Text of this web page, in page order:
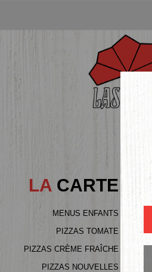
LA CARTE
MENUS ENFANTS
PIZZAS TOMATE
PIZZAS CRÈME FRAÎCHE
PIZZAS NOUVELLES